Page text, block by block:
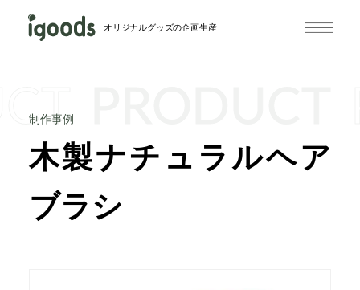
オリジナルグッズの企画生産
木製ナチュラルヘア
ブラシ
制作事例